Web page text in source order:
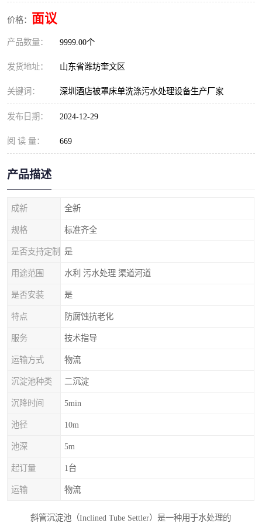
价格： 面议
产品数量： 9999.00个
发货地址： 山东省潍坊奎文区
关键词： 深圳酒店被罩床单洗涤污水处理设备生产厂家
发布日期： 2024-12-29
阅 读 量： 669
产品描述
成新 全新
规格 标准齐全
是否支持定制 是
用途范围 水利 污水处理 渠道河道
是否安装 是
特点 防腐蚀抗老化
服务 技术指导
运输方式 物流
沉淀池种类 二沉淀
沉降时间 5min
池径 10m
池深 5m
起订量 1台
运输 物流
斜管沉淀池（Inclined Tube Settler）是一种用于水处理的